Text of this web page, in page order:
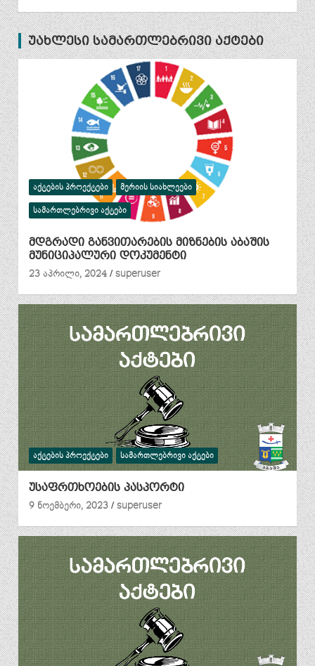
უახლესი სამართლებრივი აქტები
ᲐᲥᲢᲔᲑᲘᲡ ᲞᲠᲝᲔᲥᲢᲔᲑᲘ ᲛᲔᲠᲘᲘᲡ ᲡᲘᲐᲮᲚᲔᲔᲑᲘ
ᲡᲐᲛᲐᲠᲗᲚᲔᲑᲠᲘᲕᲘ ᲐᲥᲢᲔᲑᲘ
მდგრადი განვითარების მიზნების აბაშის
მუნიციპალური დოკუმენტი
23 აპრილი, 2024
superuser
ᲐᲥᲢᲔᲑᲘᲡ ᲞᲠᲝᲔᲥᲢᲔᲑᲘ ᲡᲐᲛᲐᲠᲗᲚᲔᲑᲠᲘᲕᲘ ᲐᲥᲢᲔᲑᲘ
უსაფრთხოების პასპორტი
9 ნოემბერი, 2023
superuser